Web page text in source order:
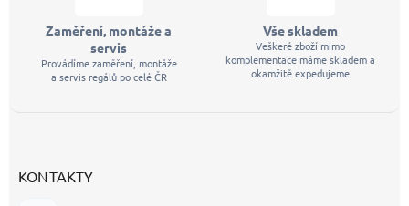
Zaměření, montáže a
servis
Provádíme zaměření, montáže
a servis regálů po celé ČR
Vše skladem
Veškeré zboží mimo
komplementace máme skladem a
okamžitě expedujeme
KONTAKTY